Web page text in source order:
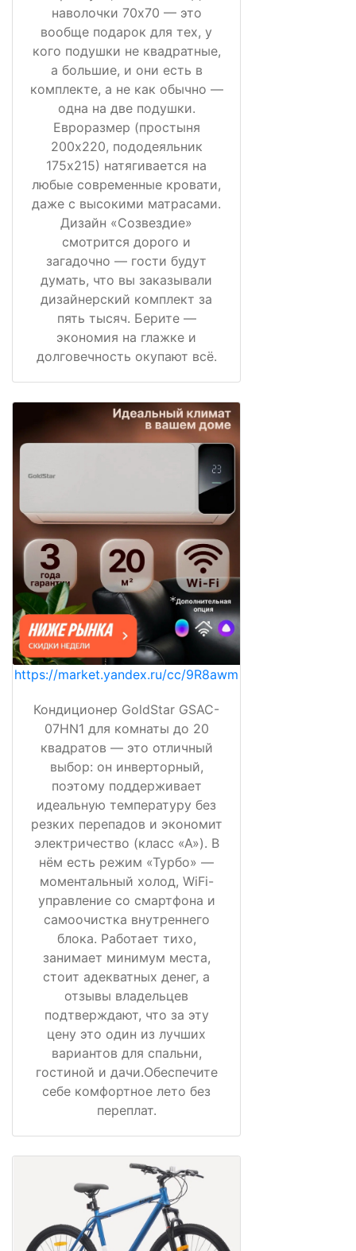
наволочки 70х70 — это
вообще подарок для тех, у
кого подушки не квадратные,
а большие, и они есть в
комплекте, а не как обычно —
одна на две подушки.
Евроразмер (простыня
200х220, пододеяльник
175х215) натягивается на
любые современные кровати,
даже с высокими матрасами.
Дизайн «Созвездие»
смотрится дорого и
загадочно — гости будут
думать, что вы заказывали
дизайнерский комплект за
пять тысяч. Берите —
экономия на глажке и
долговечность окупают всё.
https://market.yandex.ru/cc/9R8awm
Кондиционер GoldStar GSAC-
07HN1 для комнаты до 20
квадратов — это отличный
выбор: он инверторный,
поэтому поддерживает
идеальную температуру без
резких перепадов и экономит
электричество (класс «А»). В
нём есть режим «Турбо» —
моментальный холод, WiFi-
управление со смартфона и
самоочистка внутреннего
блока. Работает тихо,
занимает минимум места,
стоит адекватных денег, а
отзывы владельцев
подтверждают, что за эту
цену это один из лучших
вариантов для спальни,
гостиной и дачи.Обеспечите
себе комфортное лето без
переплат.